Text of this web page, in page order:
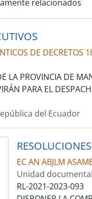
relacionados
DE DECRETOS
LA PROVINCIA DE
PARA EL
del Ecuador
EC AN ABJLM
Unidad
RL-2021-2023-093